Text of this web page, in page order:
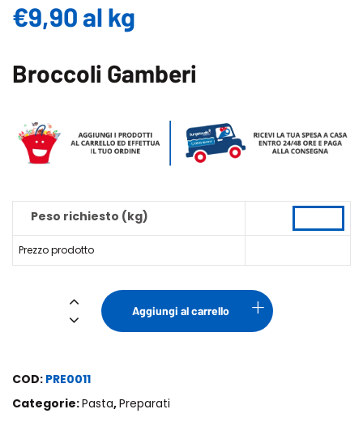
€9,90al kg
Broccoli Gamberi
Peso richiesto (kg)
Prezzo prodotto
Aggiungi al carrello
COD: PRE0011
Categorie:Pasta,Preparati